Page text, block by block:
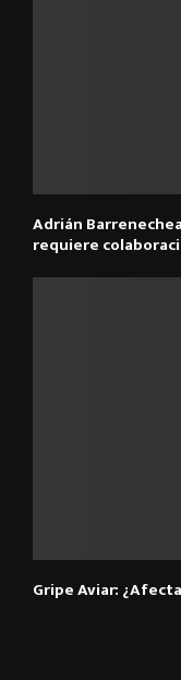
Adrián
requiere
Gripe Aviar: